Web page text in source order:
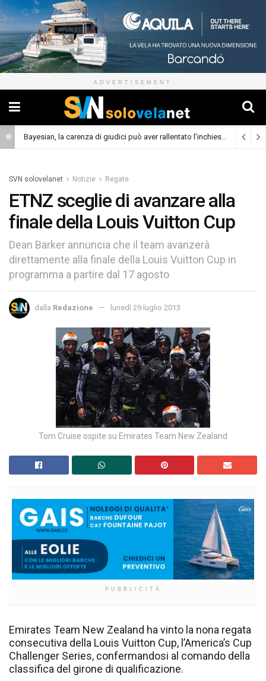
ADVERTISEMENT
Bayesian, la carenza di giudici può aver rallentato l’inchiesta (Cronaca)
SVN solovelanet Notizie Regate
ETNZ sceglie di avanzare alla
finale della Louis Vuitton Cup
Dean Barker annuncia che il team avanzerà
direttamente alla finale della Louis Vuitton Cup in
programma a partire dal 17 agosto
dalla Redazione lunedì 29 luglio 2013
Tom Cruise ospite su Emirates Team New Zealand
PUBBLICITÀ
Emirates Team New Zealand ha vinto la nona regata
consecutiva della Louis Vuitton Cup, l’America’s Cup
Challenger Series, confermandosi al comando della
classifica del girone di qualificazione.